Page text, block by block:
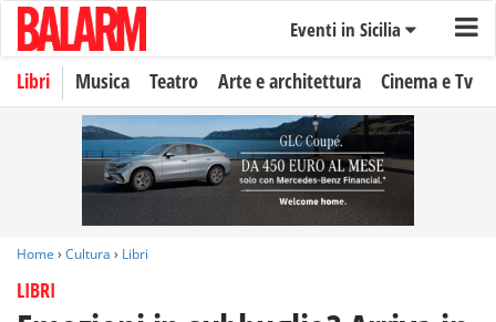
Eventi in Sicilia
Libri Musica Teatro Arte e architettura Cinema e Tv
Home › Cultura › Libri
LIBRI